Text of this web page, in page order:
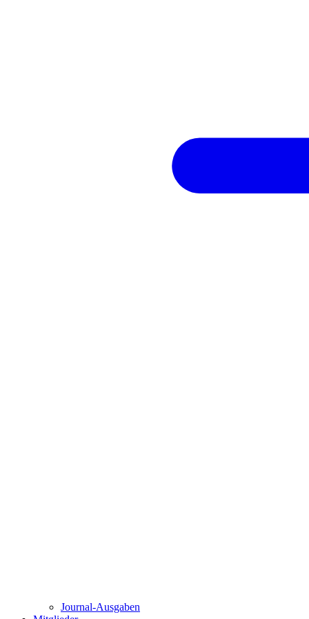
Journal-Ausgaben